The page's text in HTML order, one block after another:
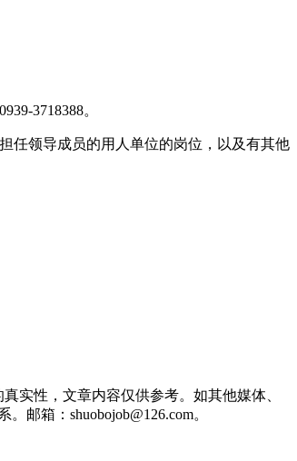
3718388。
任领导成员的用人单位的岗位，以及有其他
实性，文章内容仅供参考。如其他媒体、
邮箱：shuobojob@126.com。